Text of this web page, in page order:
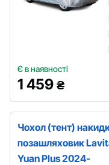
Є в наявності
1 459 ₴
Чохол (тент)
позашляховик
Yuan Plus 2024-